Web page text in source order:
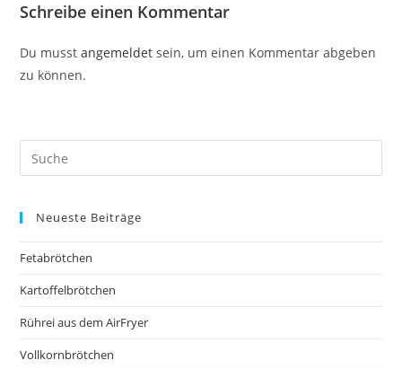
Schreibe einen Kommentar
Du musstangemeldet sein, um einen Kommentar abgeben
zu können.
Neueste Beiträge
Fetabrötchen
Kartoffelbrötchen
Rührei aus dem AirFryer
Vollkornbrötchen